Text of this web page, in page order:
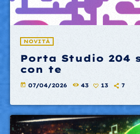
NOVITÀ
Porta Studio 204
con te
today 07/04/2026 43 13 7